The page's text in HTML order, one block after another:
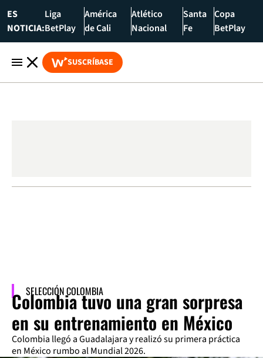
ES
NOTICIA:
Liga
BetPlay
América
de Cali
Atlético
Nacional
Santa
Fe
Copa
BetPlay
SUSCRÍBASE
SELECCIÓN COLOMBIA
Colombia tuvo una gran sorpresa
en su entrenamiento en México
Colombia llegó a Guadalajara y realizó su primera práctica
en México rumbo al Mundial 2026.